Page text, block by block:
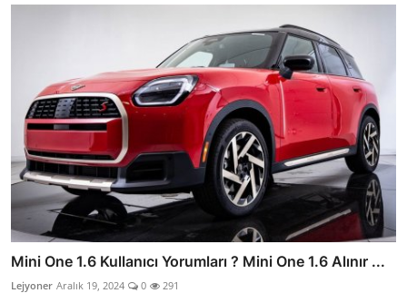
Mini One 1.6 Kullanıcı Yorumları ? Mini One 1.6 Alınır ...
Lejyoner Aralık 19, 2024 0 291